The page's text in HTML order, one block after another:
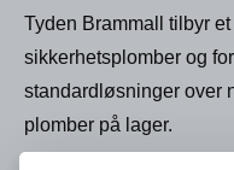
Tyden Brammall tilbyr
sikkerhetsplomber og
standardløsninger over
plomber på lager.